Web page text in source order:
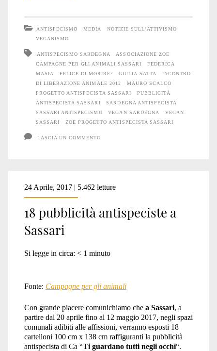
a
Sassari
ANTISPECISMO MEDIA
NOTIZIE SULL'ATTIVISMO
VEGANISMO
ANTISPECISMO SARDEGNA
ASSOCIAZIONE ZOE
CAMPAGNE PER GLI ANIMALI SASSARI
FEDERICA
MASIA
FELICE DI MORIRE? GIULIA SATTA
INCONTRO
DI LIBERAZIONE ANIMALE 2012
MAURO SCALCO
PROGETTO ANTISPECISTA SASSARI
PUBBLICITÀ
ANTISPECISTA SASSARI
SARDEGNA ANTISPECISTA
SASSARI ANTISPECISMO
VEGAN SARDEGNA
VEGAN
SASSARI
ZOE PROGETTO ANTISPECISTA SASSARI
LASCIA UN COMMENTO
24 Aprile, 2017 | 5.462 letture
18 pubblicità antispeciste a
Sassari
Si legge in circa: < 1 minuto
Fonte: Campagne per gli animali
Con grande piacere comunichiamo che a Sassari, a
partire dal 20 aprile fino al 12 maggio 2017, negli spazi
comunali adibiti alle affissioni, verranno esposti 18
cartelloni 100 cm x 138 cm raffiguranti la pubblicità
antispecista di Ca “Ti guardano tutti negli occhi“.